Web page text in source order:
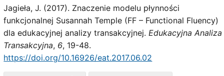
Jagieła, J. (2017). Znaczenie modelu płynności
funkcjonalnej Susannah Temple (FF – Functional Fluency)
dla edukacyjnej analizy transakcyjnej.Edukacyjna Analiza
Transakcyjna, 6, 19-48.
https://doi.org/10.16926/eat.2017.06.02